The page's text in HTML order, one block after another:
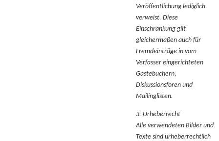
Veröffentlichung lediglich
verweist. Diese
Einschränkung gilt
gleichermaßen auch für
Fremdeinträge in vom
Verfasser eingerichteten
Gästebüchern,
Diskussionsforen und
Mailinglisten.
3. Urheberrecht
Alle verwendeten Bilder und
Texte sind urheberrechtlich